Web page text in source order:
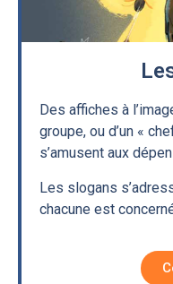
Des affiches à
groupe, ou d’un «
s’amusent aux
Les slogans
chacune est